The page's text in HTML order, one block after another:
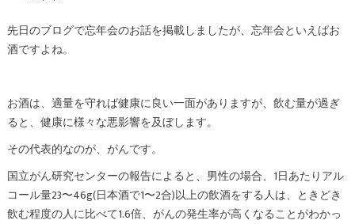
先日のブログで忘年会のお話を掲載しましたが、忘年会といえばお
酒ですよね。
お酒は、適量を守れば健康に良い一面がありますが、飲む量が過ぎ
ると、健康に様々な悪影響を及ぼします。
その代表的なのが、がんです。
国立がん研究センターの報告によると、男性の場合、1日あたりアル
コール量23〜46g(日本酒で1〜2合)以上の飲酒をする人は、ときどき
飲む程度の人に比べて1.6倍、がんの発生率が高くなることがわかっ